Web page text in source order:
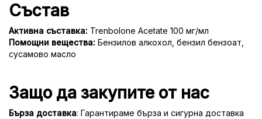
Състав
Активна съставка: Trenbolone Acetate 100 мг/мл
Помощни вещества: Бензилов алкохол, бензил бензоат,
сусамово масло
Защо да закупите от нас
Бърза доставка: Гарантираме бърза и сигурна доставка